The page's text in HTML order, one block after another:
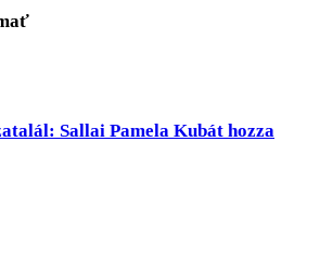
Sallai Pamela Kubát hozza